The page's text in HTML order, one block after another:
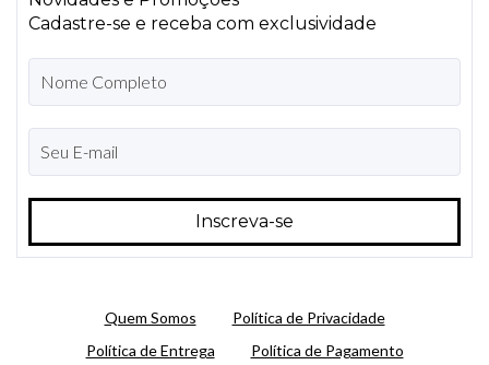
Cadastre-se e receba com exclusividade
Quem Somos
Política de Privacidade
Política de Entrega
Política de Pagamento